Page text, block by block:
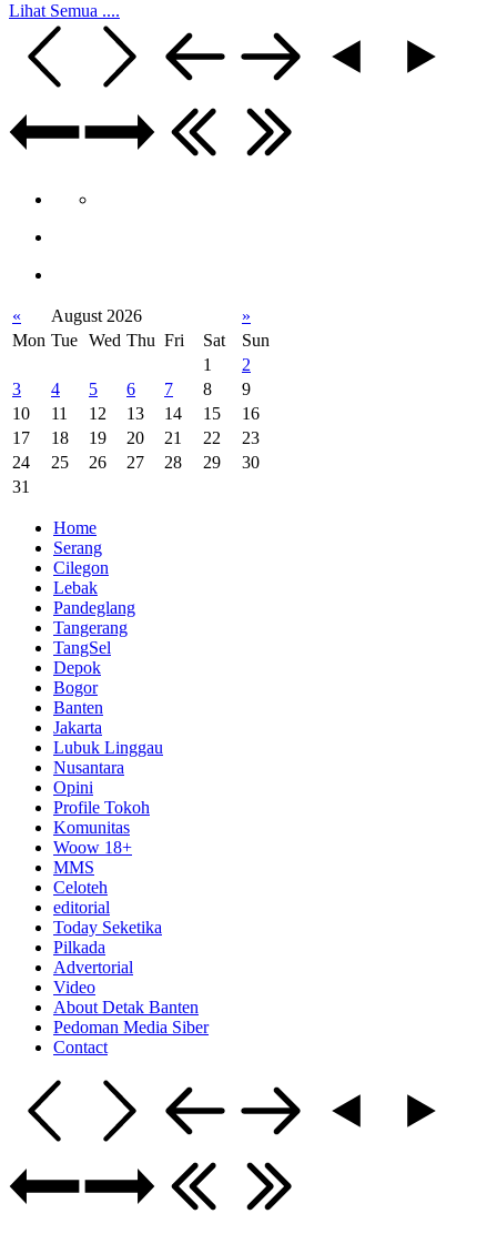
Lihat Semua ....
« August 2026
»
Mon Tue Wed Thu Fri Sat
Sun
1
2
3
4 5 6 7 8
9
10
11 12 13 14 15
16
17
18 19 20 21 22
23
24
25 26 27 28 29
30
31
Home
Serang
Cilegon
Lebak
Pandeglang
Tangerang
TangSel
Depok
Bogor
Banten
Jakarta
Lubuk Linggau
Nusantara
Opini
Profile Tokoh
Komunitas
Woow 18+
MMS
Celoteh
editorial
Today Seketika
Pilkada
Advertorial
Video
About Detak Banten
Pedoman Media Siber
Contact